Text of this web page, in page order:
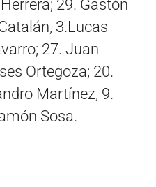
29. Gastón
3.Lucas
27. Juan
Ortegoza; 20.
Martínez, 9.
Sosa.